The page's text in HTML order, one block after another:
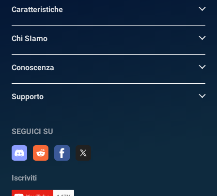
Caratteristiche
Chi SIamo
Conoscenza
Supporto
SEGUICI SU
Iscriviti